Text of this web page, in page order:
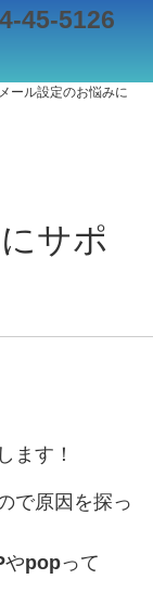
45-5126
メール設定のお悩みに
サポ
ます！
で原因を探っ
やpopって